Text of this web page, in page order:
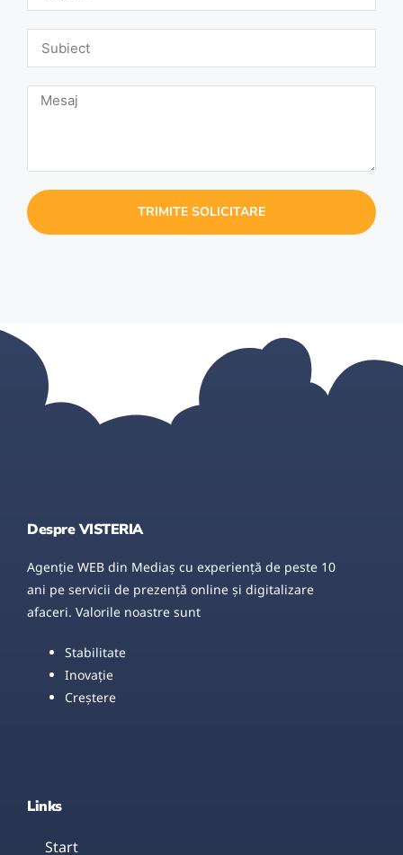
TRIMITE SOLICITARE
Despre VISTERIA
Agenție WEB din Mediaș cu experiență de peste 10
ani pe servicii de prezență online și digitalizare
afaceri. Valorile noastre sunt
Stabilitate
Inovație
Creștere
Links
Start